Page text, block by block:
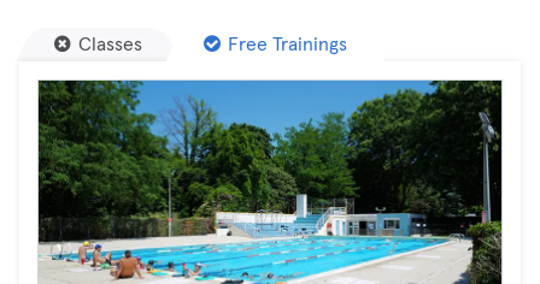
Classes Free Trainings